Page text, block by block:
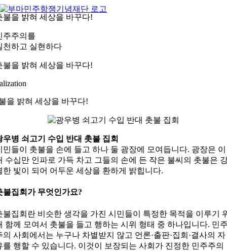
콘
텐
로
건
너
기
불을 밝혀 세상을 바꾸다!
주주의를
천하고 실현하다
불을 밝혀 세상을 바꾸다!
을 밝혀 세상을 바꾸다!
우병 쇠고기 수입 반대 촛불 집회
민들이 촛불을 손에 들고 하나 둘 광장에 모여듭니다. 광장은 이
수십만 인파로 가득 차고 그들의 손에 든 작은 불씨의 촛불은
한 빛이 되어 어두운 세상을 환하게 밝힙니다.
불집회가 무엇인가요?
불집회란 비슷한 생각을 가진 시민들이 특정한 목적을 이루기
함께 모여서 촛불을 들고 행하는 시위 형태 중 하나입니다. 민
의 사회에서는 누구나 차별받지 않고 언론·출판·집회·결사의 자
를 행할 수 있습니다. 이것이 보장되는 사회가 진정한 민주주의